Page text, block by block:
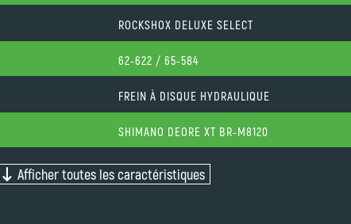
ROCKSHOX DELUXE SELECT
62-622 / 65-584
FREIN À DISQUE HYDRAULIQUE
SHIMANO DEORE XT BR-M8120
Afficher toutes les caractéristiques